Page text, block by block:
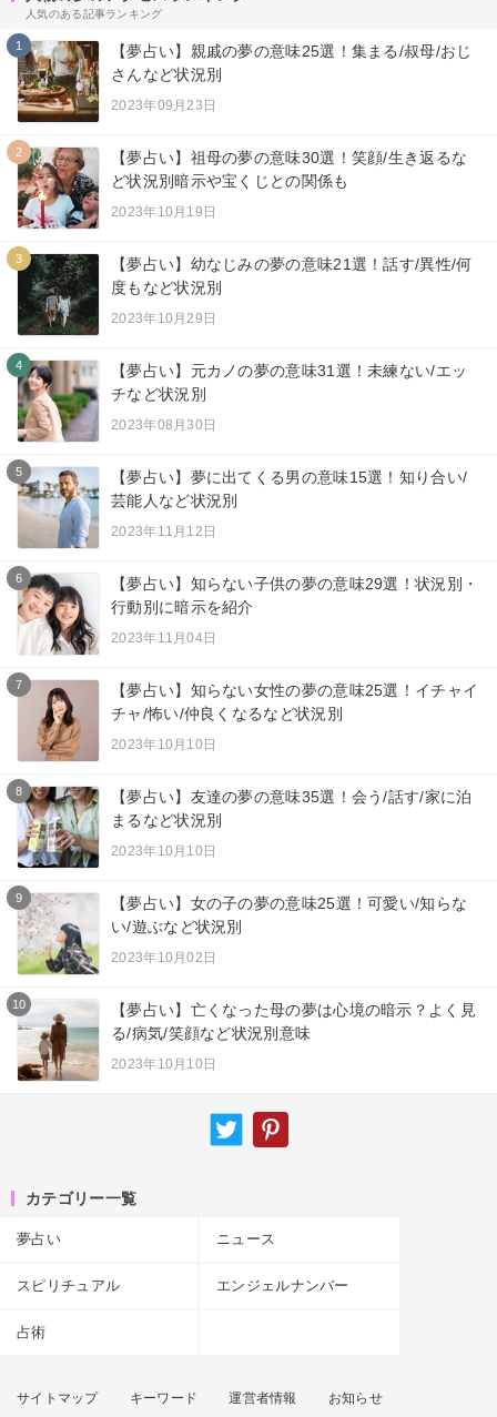
人気のある記事ランキング
1
【夢占い】親戚の夢の意味25選！集まる/叔母/おじ
さんなど状況別
2023年09月23日
2
【夢占い】祖母の夢の意味30選！笑顔/生き返るな
ど状況別暗示や宝くじとの関係も
2023年10月19日
3
【夢占い】幼なじみの夢の意味21選！話す/異性/何
度もなど状況別
2023年10月29日
4
【夢占い】元カノの夢の意味31選！未練ない/エッ
チなど状況別
2023年08月30日
5
【夢占い】夢に出てくる男の意味15選！知り合い/
芸能人など状況別
2023年11月12日
6
【夢占い】知らない子供の夢の意味29選！状況別・
行動別に暗示を紹介
2023年11月04日
7
【夢占い】知らない女性の夢の意味25選！イチャイ
チャ/怖い/仲良くなるなど状況別
2023年10月10日
8
【夢占い】友達の夢の意味35選！会う/話す/家に泊
まるなど状況別
2023年10月10日
9
【夢占い】女の子の夢の意味25選！可愛い/知らな
い/遊ぶなど状況別
2023年10月02日
10
【夢占い】亡くなった母の夢は心境の暗示？よく見
る/病気/笑顔など状況別意味
2023年10月10日
カテゴリー一覧
夢占い ニュース
スピリチュアル エンジェルナンバー
占術
サイトマップ キーワード 運営者情報 お知らせ